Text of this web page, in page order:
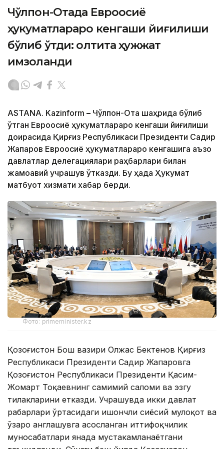
Чўлпон-Отада Евроосиё
ҳукуматлараро кенгаши йиғилиши
бўлиб ўтди: олтита ҳужжат
имзоланди
ASTANA. Kazinform – Чўлпон-Ота шаҳрида бўлиб
ўтган Евроосиё ҳукуматлараро кенгаши йиғилиши
доирасида Қирғиз Республикаси Президенти Садир
Жапаров Евроосиё ҳукуматлараро кенгашига аъзо
давлатлар делегациялари раҳбарлари билан
жамоавий учрашув ўтказди. Бу ҳақда Ҳукумат
матбуот хизмати хабар берди.
Фото: primeminister.kz
Қозоғистон Бош вазири Олжас Бектенов Қирғиз
Республикаси Президенти Садир Жапаровга
Қозоғистон Республикаси Президенти Қасим-
Жомарт Тоқаевнинг самимий саломи ва эзгу
тилакларини етказди. Учрашувда икки давлат
раҳбарлари ўртасидаги ишончли сиёсий мулоқот ва
ўзаро англашувга асосланган иттифоқчилик
муносабатлари янада мустаҳкамланаётгани